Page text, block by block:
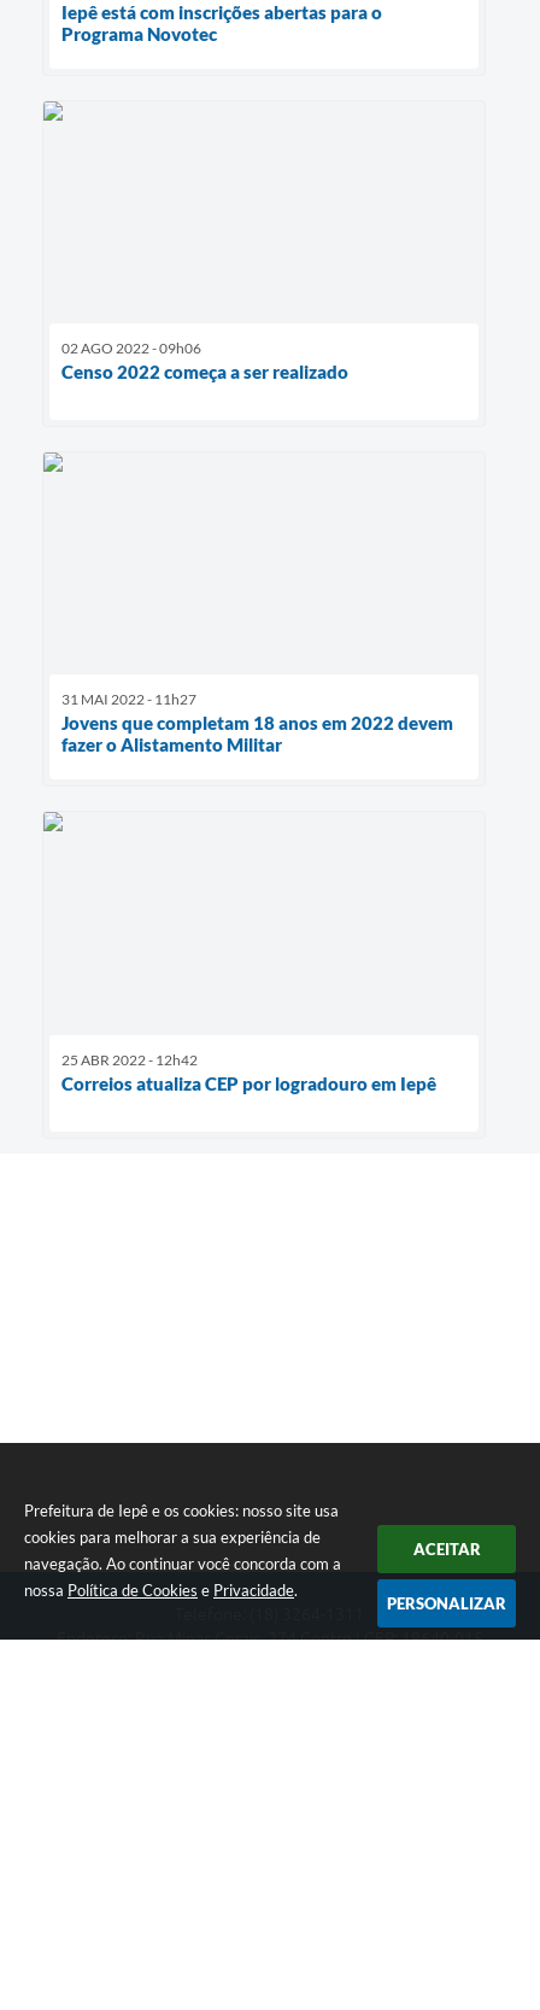
Prefeitura de Iepê e os cookies: nosso site usa
cookies para melhorar a sua experiência de
navegação. Ao continuar você concorda com a
nossa Política de Cookies e Privacidade.
ACEITAR
PERSONALIZAR
Iepê está com inscrições abertas para o
Programa Novotec
02 AGO 2022 - 09h06
Censo 2022 começa a ser realizado
31 MAI 2022 - 11h27
Jovens que completam 18 anos em 2022 devem
fazer o Alistamento Militar
25 ABR 2022 - 12h42
Correios atualiza CEP por logradouro em Iepê
Endereço: Rua Minas Gerais, 274 Centro | CEP: 19640-015